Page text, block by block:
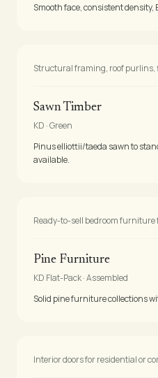
Smooth face, consistent density,
Structural framing, roof purlins,
Sawn Timber
KD · Green
Pinus elliottii/taeda sawn to
available.
Ready-to-sell bedroom furniture
Pine Furniture
KD Flat-Pack · Assembled
Solid pine furniture collections
Interior doors for residential or